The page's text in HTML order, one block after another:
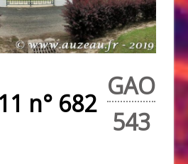
n° 682
GAO
543